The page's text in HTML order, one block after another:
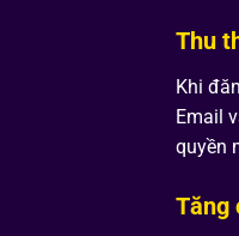
Thu
Khi
Email
quyền
Tăng